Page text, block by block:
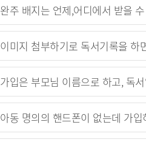
완주 배지는 언제,어디에서 받을
이미지 첨부하기로 독서기록을 하
가입은 부모님 이름으로 하고, 독
아동 명의의 핸드폰이 없는데 가